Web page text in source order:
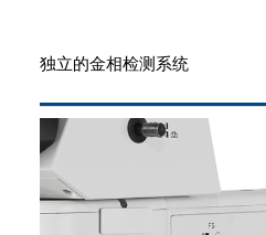
独立的金相检测系统